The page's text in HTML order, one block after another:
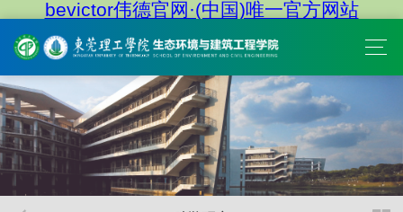
bevictor伟德官网·(中国)唯一官方网站